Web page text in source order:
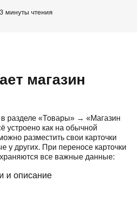
3 минуты чтения
магазин
в разделе «Товары» → «Магазин
устроено как на обычной
разместить свои карточки
у других. При переносе карточки
все важные данные:
и описание